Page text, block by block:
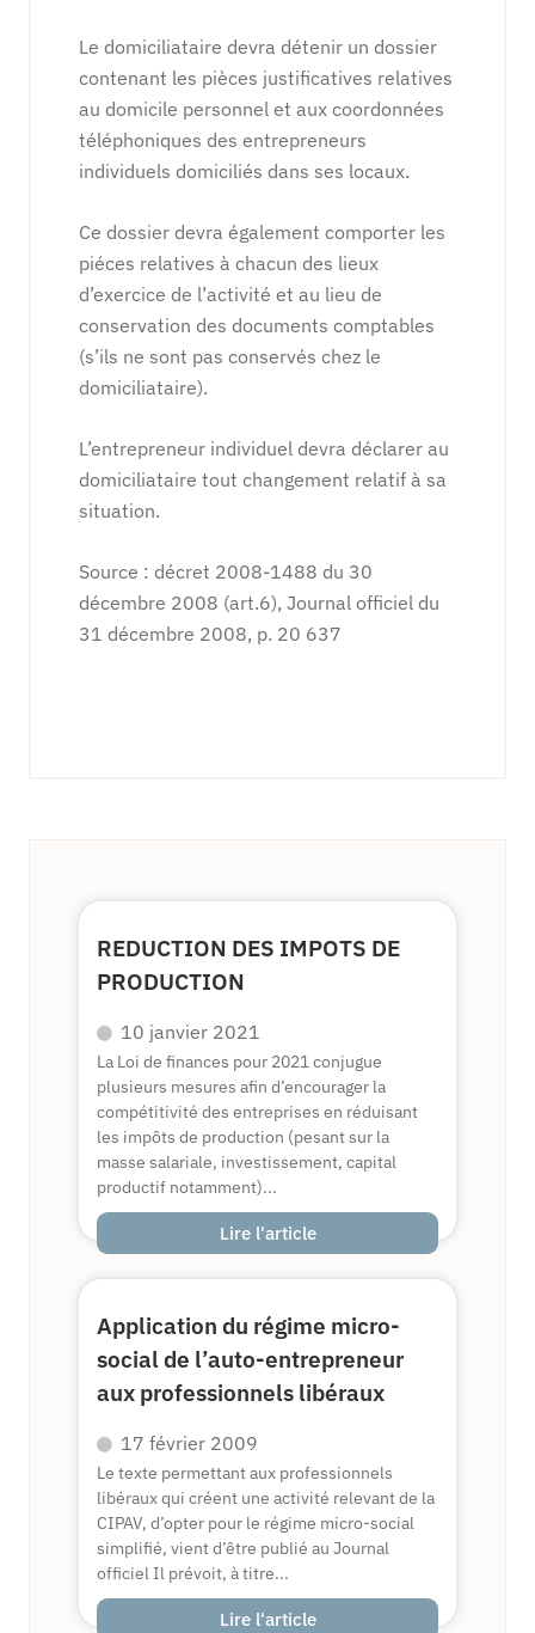
Le domiciliataire devra détenir un dossier
contenant les pièces justificatives relatives
au domicile personnel et aux coordonnées
téléphoniques des entrepreneurs
individuels domiciliés dans ses locaux.
Ce dossier devra également comporter les
piéces relatives à chacun des lieux
d’exercice de l’activité et au lieu de
conservation des documents comptables
(s’ils ne sont pas conservés chez le
domiciliataire).
L’entrepreneur individuel devra déclarer au
domiciliataire tout changement relatif à sa
situation.
Source : décret 2008-1488 du 30
décembre 2008 (art.6), Journal officiel du
31 décembre 2008, p. 20 637
REDUCTION DES IMPOTS DE
PRODUCTION
10 janvier 2021
La Loi de finances pour 2021 conjugue
plusieurs mesures afin d’encourager la
compétitivité des entreprises en réduisant
les impôts de production (pesant sur la
masse salariale, investissement, capital
productif notamment)...
Lire l'article
Application du régime micro-
social de l’auto-entrepreneur
aux professionnels libéraux
17 février 2009
Le texte permettant aux professionnels
libéraux qui créent une activité relevant de la
CIPAV, d’opter pour le régime micro-social
simplifié, vient d’être publié au Journal
officiel Il prévoit, à titre...
Lire l'article